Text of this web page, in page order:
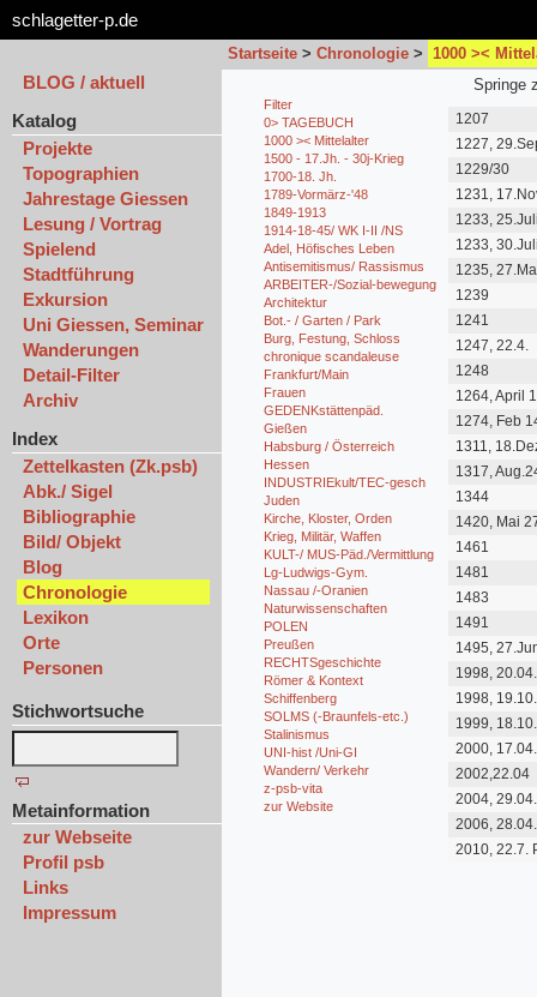
schlagetter-p.de
Startseite > Chronologie > 1000 ><
BLOG / aktuell
Katalog
Projekte
Topographien
Jahrestage Giessen
Lesung / Vortrag
Spielend
Stadtführung
Exkursion
Uni Giessen, Seminar
Wanderungen
Detail-Filter
Archiv
Index
Zettelkasten (Zk.psb)
Abk./ Sigel
Bibliographie
Bild/ Objekt
Blog
Chronologie
Lexikon
Orte
Personen
Stichwortsuche
Metainformation
zur Webseite
Profil psb
Links
Impressum
Filter
0> TAGEBUCH
1000 >< Mittelalter
1500 - 17.Jh. - 30j-Krieg
1700-18. Jh.
1789-Vormärz-'48
1849-1913
1914-18-45/ WK I-II /NS
Adel, Höfisches Leben
Antisemitismus/ Rassismus
ARBEITER-/Sozial-bewegung
Architektur
Bot.- / Garten / Park
Burg, Festung, Schloss
chronique scandaleuse
Frankfurt/Main
Frauen
GEDENKstättenpäd.
Gießen
Habsburg / Österreich
Hessen
INDUSTRIEkult/TEC-gesch
Juden
Kirche, Kloster, Orden
Krieg, Militär, Waffen
KULT-/ MUS-Päd./Vermittlung
Lg-Ludwigs-Gym.
Nassau /-Oranien
Naturwissenschaften
POLEN
Preußen
RECHTSgeschichte
Römer & Kontext
Schiffenberg
SOLMS (-Braunfels-etc.)
Stalinismus
UNI-hist /Uni-GI
Wandern/ Verkehr
z-psb-vita
zur Website
Springe
1207
1227,
1229/30
1231,
1233,
1233,
1235,
1239
1241
1247, 22.4.
1248
1264, April
1274, Feb
1311,
1317,
1344
1420, Mai
1461
1481
1483
1491
1495,
1998, 20.04.
1998, 19.10.
1999, 18.10.
2000, 17.04.
2002,22.04
2004, 29.04.
2006, 28.04.
2010, 22.7.